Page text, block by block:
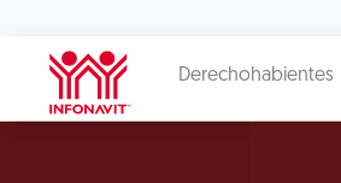
Derechohabientes